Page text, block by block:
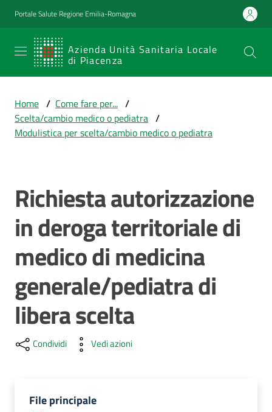
Vai al contenuto
Vai alla navigazione
Vai al footer
Portale Salute Regione Emilia-Romagna
Azienda Unità Sanitaria Locale
di Piacenza
SERVIZIO
SANITARIO
Emilia-
Romagna
Prestazioni
e
di
Come
fare
per...
Strutture
Home / Come fare per... /
Scelta/cambio medico o pediatra /
Modulistica per scelta/cambio medico o pediatra
Richiesta autorizzazione
in deroga territoriale di
medico di medicina
generale/pediatra di
libera scelta
Condividi Vedi azioni
File principale